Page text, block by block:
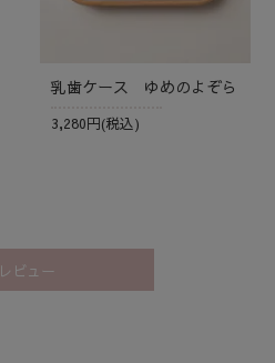
乳歯ケース ゆめのよぞら
3,280円(税込)
レビュー